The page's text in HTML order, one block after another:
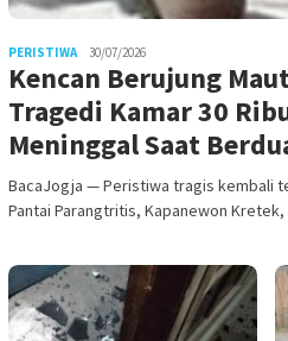
PERISTIWA 30/07/2026
Kencan Berujung
Tragedi Kamar 30
Meninggal Saat
BacaJogja — Peristiwa tragis kembali
Pantai Parangtritis, Kapanewon